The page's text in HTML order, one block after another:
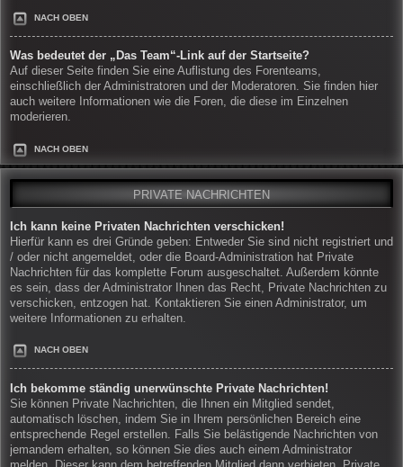
NACH OBEN
Was bedeutet der „Das Team“-Link auf der Startseite?
Auf dieser Seite finden Sie eine Auflistung des Forenteams,
einschließlich der Administratoren und der Moderatoren. Sie finden hier
auch weitere Informationen wie die Foren, die diese im Einzelnen
moderieren.
NACH OBEN
PRIVATE NACHRICHTEN
Ich kann keine Privaten Nachrichten verschicken!
Hierfür kann es drei Gründe geben: Entweder Sie sind nicht registriert und
/ oder nicht angemeldet, oder die Board-Administration hat Private
Nachrichten für das komplette Forum ausgeschaltet. Außerdem könnte
es sein, dass der Administrator Ihnen das Recht, Private Nachrichten zu
verschicken, entzogen hat. Kontaktieren Sie einen Administrator, um
weitere Informationen zu erhalten.
NACH OBEN
Ich bekomme ständig unerwünschte Private Nachrichten!
Sie können Private Nachrichten, die Ihnen ein Mitglied sendet,
automatisch löschen, indem Sie in Ihrem persönlichen Bereich eine
entsprechende Regel erstellen. Falls Sie belästigende Nachrichten von
jemandem erhalten, so können Sie dies auch einem Administrator